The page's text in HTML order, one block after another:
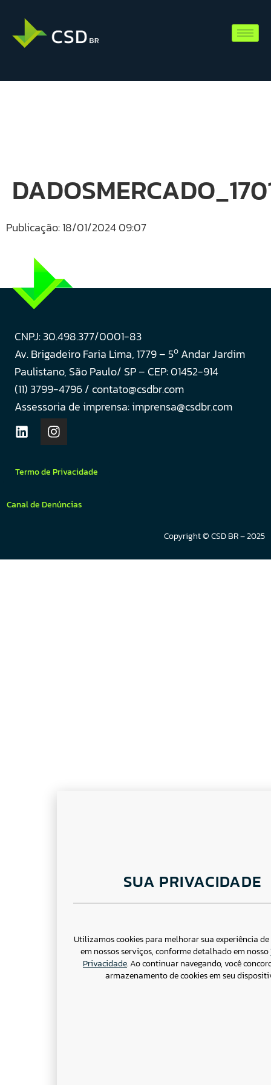
Publicação: 18/01/2024 09:07
CNPJ: 30.498.377/0001-83
Av. Brigadeiro Faria Lima, 1779 – 5o Andar Jardim
Paulistano, São Paulo/ SP – CEP: 01452-914
(11) 3799-4796 / contato@csdbr.com
Assessoria de imprensa: imprensa@csdbr.com
Termo de Privacidade
Canal de Denúncias
Copyright © CSD BR – 2025
SUA PRIVACIDADE
Utilizamos cookies para melhorar sua experiência
em nossos serviços, conforme detalhado em nosso
Privacidade. Ao continuar navegando, você
armazenamento de cookies em seu